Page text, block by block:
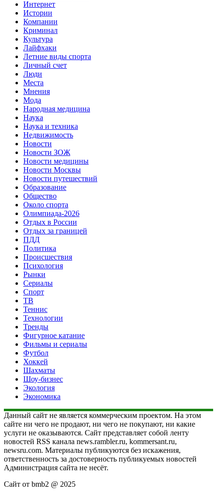
Интернет
Истории
Компании
Криминал
Культура
Лайфхаки
Летние виды спорта
Личный счет
Люди
Места
Мнения
Мода
Народная медицина
Наука
Наука и техника
Недвижимость
Новости
Новости ЗОЖ
Новости медицины
Новости Москвы
Новости путешествий
Образование
Общество
Около спорта
Олимпиада-2026
Отдых в России
Отдых за границей
ПДД
Политика
Происшествия
Психология
Рынки
Сериалы
Спорт
ТВ
Теннис
Технологии
Тренды
Фигурное катание
Фильмы и сериалы
Футбол
Хоккей
Шахматы
Шоу-бизнес
Экология
Экономика
Данный сайт не является коммерческим проектом. На этом
сайте ни чего не продают, ни чего не покупают, ни какие
услуги не оказываются. Сайт представляет собой ленту
новостей RSS канала news.rambler.ru, kommersant.ru,
newsru.com. Материалы публикуются без искажения,
ответственность за достоверность публикуемых новостей
Администрация сайта не несёт.
Сайт от bmb2 @ 2025